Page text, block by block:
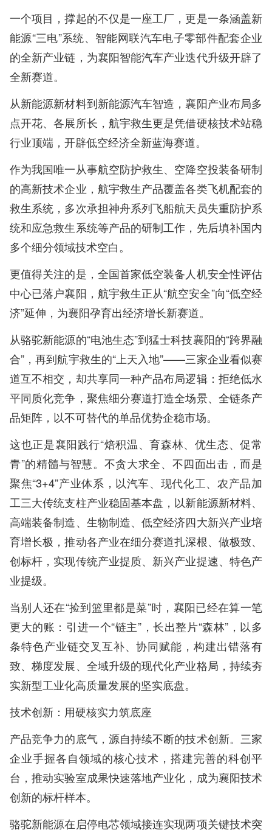
一个项目，撑起的不仅是一座工厂，更是一条涵盖新
能源“三电”系统、智能网联汽车电子零部件配套企业
的全新产业链，为襄阳智能汽车产业迭代升级开辟了
全新赛道。
从新能源新材料到新能源汽车智造，襄阳产业布局多
点开花、各展所长，航宇救生更是凭借硬核技术站稳
行业顶端，开辟低空经济全新蓝海赛道。
作为我国唯一从事航空防护救生、空降空投装备研制
的高新技术企业，航宇救生产品覆盖各类飞机配套的
救生系统，多次承担神舟系列飞船航天员失重防护系
统和应急救生系统等产品的研制工作，先后填补国内
多个细分领域技术空白。
更值得关注的是，全国首家低空装备人机安全性评估
中心已落户襄阳，航宇救生正从“航空安全”向“低空经
济”延伸，为襄阳孕育出经济增长新赛道。
从骆驼新能源的“电池生态”到猛士科技襄阳的“跨界融
合”，再到航宇救生的“上天入地”——三家企业看似赛
道互不相交，却共享同一种产品布局逻辑：拒绝低水
平同质化竞争，聚焦细分赛道打造全场景、全链条产
品矩阵，以不可替代的单品优势企稳市场。
这也正是襄阳践行“焙积温、育森林、优生态、促常
青”的精髓与智慧。不贪大求全、不四面出击，而是
聚焦“3+4”产业体系，以汽车、现代化工、农产品加
工三大传统支柱产业稳固基本盘，以新能源新材料、
高端装备制造、生物制造、低空经济四大新兴产业培
育增长极，推动各产业在细分赛道扎深根、做极致、
创标杆，实现传统产业提质、新兴产业提速、特色产
业提级。
当别人还在“捡到篮里都是菜”时，襄阳已经在算一笔
更大的账：引进一个“链主”，长出整片“森林”，以多
条特色产业链交叉互补、协同赋能，构建出错落有
致、梯度发展、全域升级的现代化产业格局，持续夯
实新型工业化高质量发展的坚实底盘。
技术创新：用硬核实力筑底座
产品竞争力的底气，源自持续不断的技术创新。三家
企业手握各自领域的核心技术，搭建完善的科创平
台，推动实验室成果快速落地产业化，成为襄阳技术
创新的标杆样本。
骆驼新能源在启停电芯领域接连实现两项关键技术突